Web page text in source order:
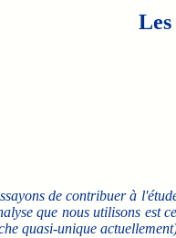
de contribuer à
que nous utilisons est
quasi-unique